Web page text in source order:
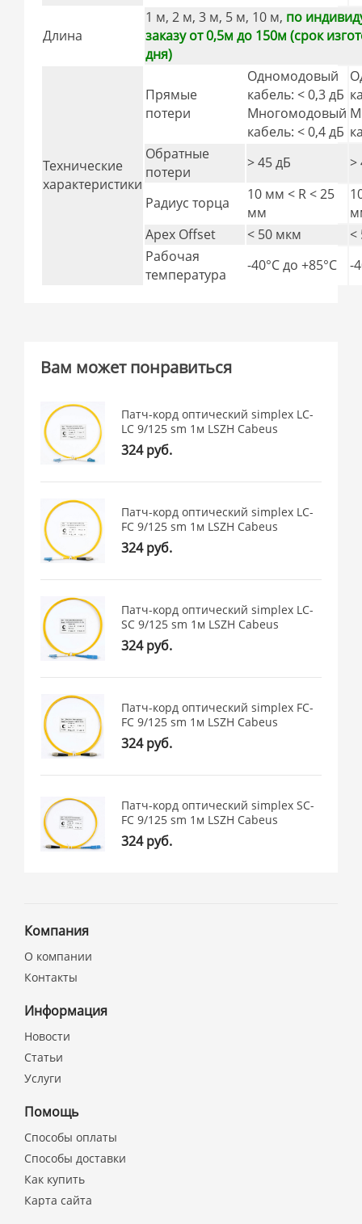
Длина
1 м, 2 м, 3 м, 5 м, 10 м, по
заказу от 0,5м до 150м (срок
дня)
Технические
характеристики
Прямые
потери
Одномодовый
кабель: < 0,3 дБ
Многомодовый
кабель: < 0,4 дБ
Обратные
потери
> 45 дБ >
Радиус торца
10 мм < R < 25
мм
Apex Offset
< 50 мкм
<
Рабочая
температура
-40°C дo +85°C -
Вам может понравиться
Патч-корд оптический simplex LC-
LC 9/125 sm 1м LSZH Cabeus
324 руб.
Патч-корд оптический simplex LC-
FC 9/125 sm 1м LSZH Cabeus
324 руб.
Патч-корд оптический simplex LC-
SC 9/125 sm 1м LSZH Cabeus
324 руб.
Патч-корд оптический simplex FC-
FC 9/125 sm 1м LSZH Cabeus
324 руб.
Патч-корд оптический simplex SC-
FC 9/125 sm 1м LSZH Cabeus
324 руб.
Компания
О компании
Контакты
Информация
Новости
Статьи
Услуги
Помощь
Способы оплаты
Способы доставки
Как купить
Карта сайта